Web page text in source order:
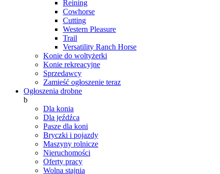
Reining
Cowhorse
Cutting
Western Pleasure
Trail
Versatility Ranch Horse
Konie do woltyżerki
Konie rekreacyjne
Sprzedawcy
Zamieść ogłoszenie teraz
Ogłoszenia drobne
b
Dla konia
Dla jeźdźca
Pasze dla koni
Bryczki i pojazdy
Maszyny rolnicze
Nieruchomości
Oferty pracy
Wolna stajnia